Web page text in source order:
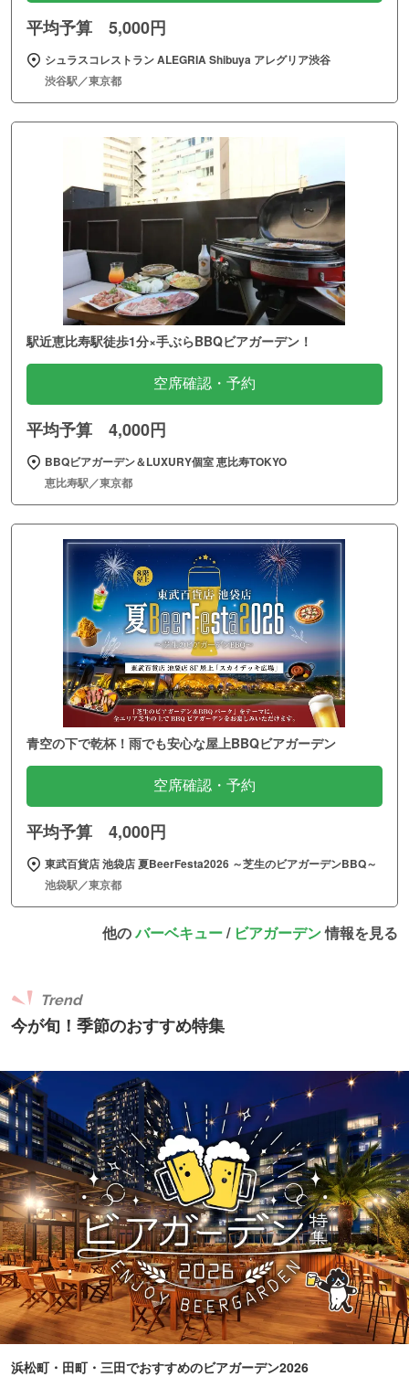
平均予算 5,000円
シュラスコレストラン ALEGRIA Shibuya アレグリア渋谷
渋谷駅／東京都
駅近恵比寿駅徒歩1分×手ぶらBBQビアガーデン！
空席確認・予約
平均予算 4,000円
BBQビアガーデン＆LUXURY個室 恵比寿TOKYO
恵比寿駅／東京都
青空の下で乾杯！雨でも安心な屋上BBQビアガーデン
空席確認・予約
平均予算 4,000円
東武百貨店 池袋店 夏BeerFesta2026 ～芝生のビアガーデンBBQ～
池袋駅／東京都
他のバーベキュー/ ビアガーデン情報を見る
今が旬！季節のおすすめ特集
Trend
浜松町・田町・三田でおすすめのビアガーデン2026